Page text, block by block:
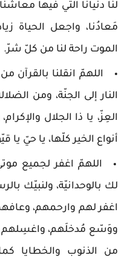
لنا دنيانا التي فيها
مَعادُنا، واجعل الحياة
الموت راحة لنا من كلّ شرّ.
اللهمّ انقلنا بالقرآن
النار إلى الجنّة، ومن
العِزّ، يا ذا الجلال
أنواع الخير كلّها، يا حيّ يا
اللهمّ اغفر لجميع
لك بالوحدانيّة، ولنبيّك
اغفر لهم وارحمهم،
ووَسّع مُدخلَهم، واغسِلهم
من الذنوب والخطايا